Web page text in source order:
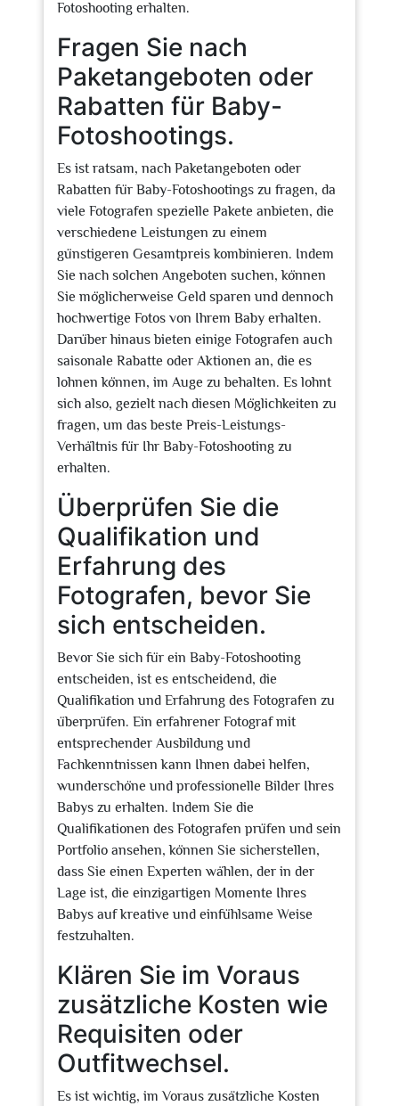
Fotoshooting erhalten.
Fragen Sie nach
Paketangeboten oder
Rabatten für Baby-
Fotoshootings.
Es ist ratsam, nach Paketangeboten oder
Rabatten für Baby-Fotoshootings zu fragen, da
viele Fotografen spezielle Pakete anbieten, die
verschiedene Leistungen zu einem
günstigeren Gesamtpreis kombinieren. Indem
Sie nach solchen Angeboten suchen, können
Sie möglicherweise Geld sparen und dennoch
hochwertige Fotos von Ihrem Baby erhalten.
Darüber hinaus bieten einige Fotografen auch
saisonale Rabatte oder Aktionen an, die es
lohnen können, im Auge zu behalten. Es lohnt
sich also, gezielt nach diesen Möglichkeiten zu
fragen, um das beste Preis-Leistungs-
Verhältnis für Ihr Baby-Fotoshooting zu
erhalten.
Überprüfen Sie die
Qualifikation und
Erfahrung des
Fotografen, bevor Sie
sich entscheiden.
Bevor Sie sich für ein Baby-Fotoshooting
entscheiden, ist es entscheidend, die
Qualifikation und Erfahrung des Fotografen zu
überprüfen. Ein erfahrener Fotograf mit
entsprechender Ausbildung und
Fachkenntnissen kann Ihnen dabei helfen,
wunderschöne und professionelle Bilder Ihres
Babys zu erhalten. Indem Sie die
Qualifikationen des Fotografen prüfen und sein
Portfolio ansehen, können Sie sicherstellen,
dass Sie einen Experten wählen, der in der
Lage ist, die einzigartigen Momente Ihres
Babys auf kreative und einfühlsame Weise
festzuhalten.
Klären Sie im Voraus
zusätzliche Kosten wie
Requisiten oder
Outfitwechsel.
Es ist wichtig, im Voraus zusätzliche Kosten